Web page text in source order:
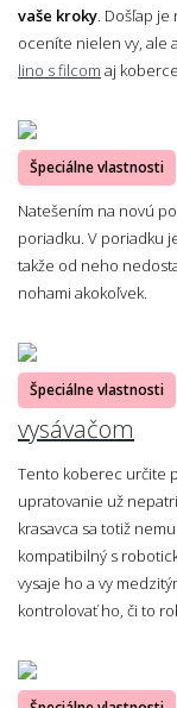
vaše kroky . Došľap
oceníte nielen vy, ale
lino s filcom aj
Špeciálne vlastnosti
Natešením na novú
poriadku. V poriadku
takže od neho
nohami akokoľvek.
Špeciálne vlastnosti
vysávačom
Tento koberec určite
upratovanie už
krasavca sa totiž
kompatibilný s
vysaje ho a vy
kontrolovať ho, či to